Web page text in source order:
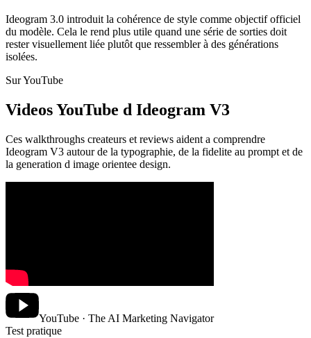
Ideogram 3.0 introduit la cohérence de style comme objectif officiel
du modèle. Cela le rend plus utile quand une série de sorties doit
rester visuellement liée plutôt que ressembler à des générations
isolées.
Sur YouTube
Videos YouTube d Ideogram V3
Ces walkthroughs createurs et reviews aident a comprendre
Ideogram V3 autour de la typographie, de la fidelite au prompt et de
la generation d image orientee design.
YouTube · The AI Marketing Navigator
Test pratique